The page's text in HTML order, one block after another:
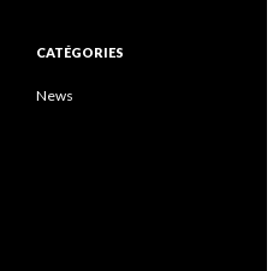
CATÉGORIES
News